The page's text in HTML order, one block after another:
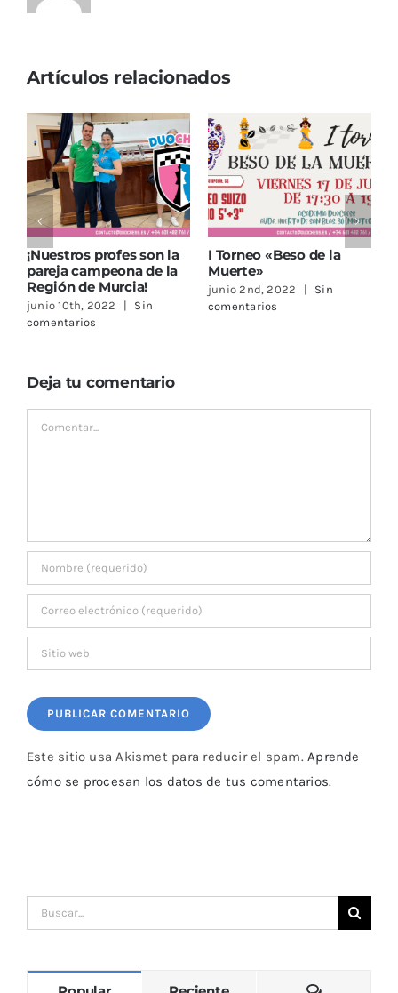
Artículos relacionados
¡Nuestros profes son la
pareja campeona de la
Región de Murcia!
junio 10th, 2022 |
Sin
comentarios
I Torneo «Beso de la
Muerte»
junio 2nd, 2022 |
Sin
comentarios
Deja tu comentario
Este sitio usa Akismet para reducir el spam. Aprende
cómo se procesan los datos de tus comentarios.
Buscar: